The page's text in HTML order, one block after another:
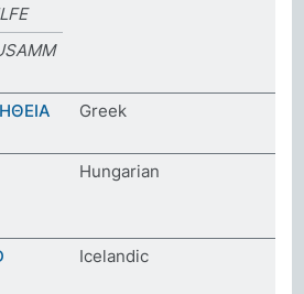
Greek
Hungarian
Icelandic